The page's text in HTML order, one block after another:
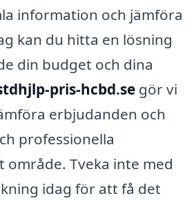
information och jämföra
kan du hitta en lösning
din budget och dina
pris-hcbd.se gör vi
erbjudanden och
professionella
Tveka inte med
idag för att få det